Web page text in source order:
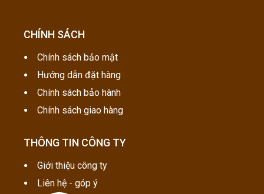
CHÍNH SÁCH
Chính sách bảo mật
Hướng dẫn đặt hàng
Chính sách bảo hành
Chính sách giao hàng
THÔNG TIN CÔNG TY
Giới thiệu công ty
Liên hệ - góp ý